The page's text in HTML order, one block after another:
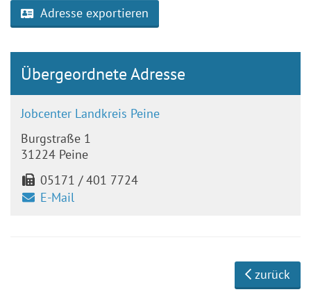
Adresse exportieren
Übergeordnete Adresse
Jobcenter Landkreis Peine
Burgstraße 1
31224 Peine
05171 / 401 7724
E-Mail
zurück